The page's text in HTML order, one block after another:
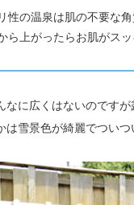
性の温泉は肌の不要な
ら上がったらお肌がス
なに広くはないのです
は雪景色が綺麗でつい